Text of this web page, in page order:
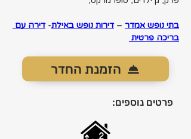
בתי נופש אמדר – דירות נופש באילת- דירה עם
בריכה פרטית
הזמנת החדר
פרטים נוספים: